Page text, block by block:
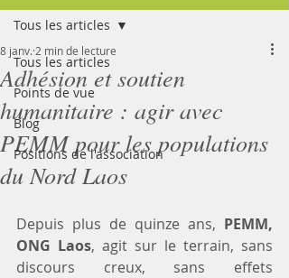
Tous les articles
Points de vue
Blog
Positions de l'association
Tous les articles
Adhésion et soutien
humanitaire : agir avec
PEMM pour les populations
du Nord Laos
8 janv. 2 min de lecture
Depuis plus de quinze ans, PEMM,
ONG Laos, agit sur le terrain, sans
discours creux, sans effets